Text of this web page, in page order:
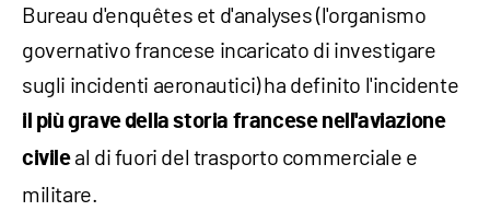
Bureau d'enquêtes et d'analyses (l'organismo
governativo francese incaricato di investigare
sugli incidenti aeronautici) ha definito l'incidente
il più grave della storia francese nell'aviazione
civileal di fuori del trasporto commerciale e
militare.